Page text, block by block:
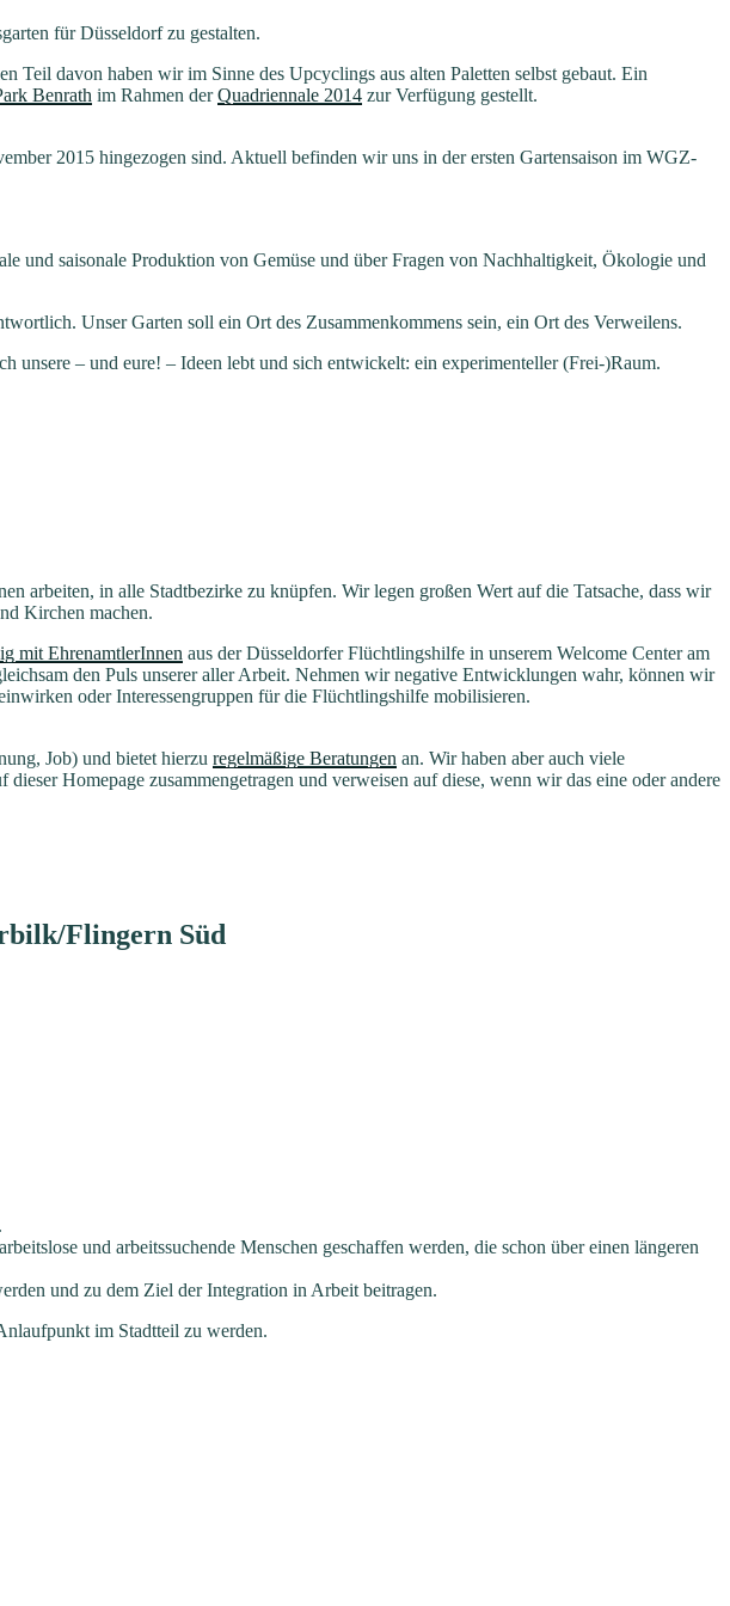
für Düsseldorf zu gestalten.
Teil davon haben wir im Sinne des Upcyclings aus alten Paletten selbst gebaut. Ein
Benrath im Rahmen derQuadriennale 2014 zur Verfügung gestellt.
2015 hingezogen sind. Aktuell befinden wir uns in der ersten Gartensaison im WGZ-
und saisonale Produktion von Gemüse und über Fragen von Nachhaltigkeit, Ökologie und
Unser Garten soll ein Ort des Zusammenkommens sein, ein Ort des Verweilens.
unsere – und eure! – Ideen lebt und sich entwickelt: ein experimenteller (Frei-)Raum.
arbeiten, in alle Stadtbezirke zu knüpfen. Wir legen großen Wert auf die Tatsache, dass wir
Kirchen machen.
mit EhrenamtlerInnen aus der Düsseldorfer Flüchtlingshilfe in unserem Welcome Center am
den Puls unserer aller Arbeit. Nehmen wir negative Entwicklungen wahr, können wir
oder Interessengruppen für die Flüchtlingshilfe mobilisieren.
Job) und bietet hierzu regelmäßige Beratungen an. Wir haben aber auch viele
dieser Homepage zusammengetragen und verweisen auf diese, wenn wir das eine oder andere
Flingern Süd
und arbeitssuchende Menschen geschaffen werden, die schon über einen längeren
und zu dem Ziel der Integration in Arbeit beitragen.
im Stadtteil zu werden.